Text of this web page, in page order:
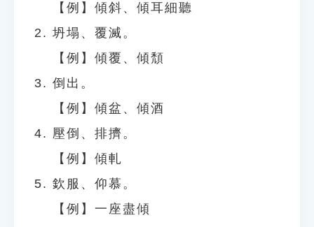
【例】傾斜、傾耳細聽
坍塌、覆滅。
【例】傾覆、傾頹
倒出。
【例】傾盆、傾酒
壓倒、排擠。
【例】傾軋
欽服、仰慕。
【例】一座盡傾